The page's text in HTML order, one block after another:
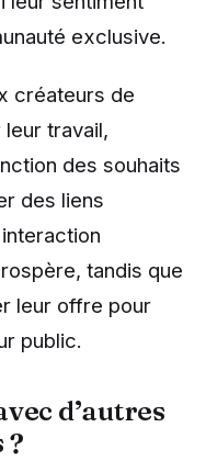
exclusive.
créateurs de
travail,
des souhaits
des liens
tandis que
leur offre pour
public.
d’autres
?